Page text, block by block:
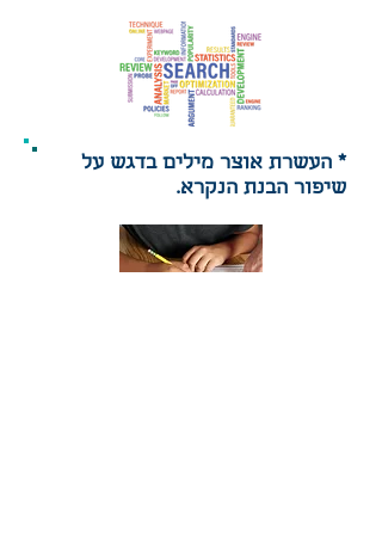
* העשרת אוצר מילים בדגש על
שיפור הבנת הנקרא.